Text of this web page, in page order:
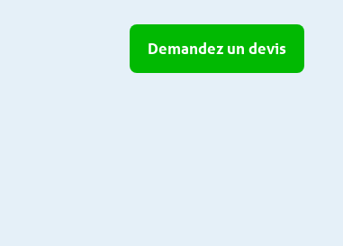
Demandez un devis